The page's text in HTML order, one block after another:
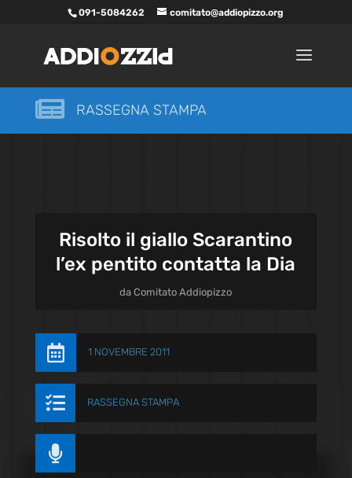
091-5084262 comitato@addiopizzo.org
 RASSEGNA STAMPA
Risolto il giallo Scarantino
l’ex pentito contatta la Dia
daComitato Addiopizzo
 1 NOVEMBRE 2011
 RASSEGNA STAMPA
